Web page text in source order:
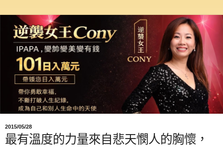
2015/05/28
最有溫度的力量來自悲天憫人的胸懷，